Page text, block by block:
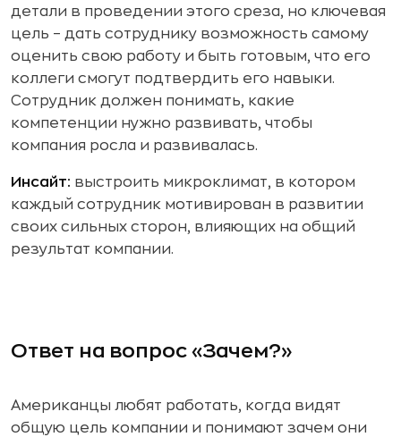
детали в проведении этого среза, но ключевая
цель – дать сотруднику возможность самому
оценить свою работу и быть готовым, что его
коллеги смогут подтвердить его навыки.
Сотрудник должен понимать, какие
компетенции нужно развивать, чтобы
компания росла и развивалась.
Инсайт: выстроить микроклимат, в котором
каждый сотрудник мотивирован в развитии
своих сильных сторон, влияющих на общий
результат компании.
Ответ на вопрос «Зачем?»
Американцы любят работать, когда видят
общую цель компании и понимают зачем они